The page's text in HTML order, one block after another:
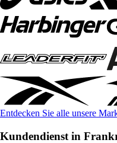
Entdecken Sie alle unsere
Kundendienst in